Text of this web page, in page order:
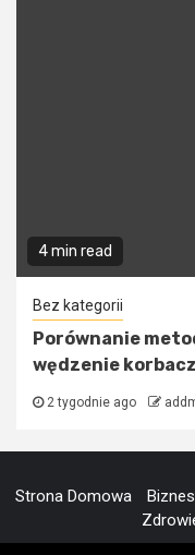
4 min read
Bez kategorii
Porównanie
wędzenie
2 tygodnie ago
Strona Domowa Biznes